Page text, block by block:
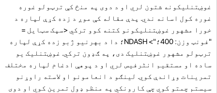
غوښتنلیکونه شتون لري او د دوی په منځ کې ترټولو غوره
غوره کول اسانه ندي. پدې مقاله کې موږ د زده کړې لپاره د
خورا مشهور غوښتنلیکونو کتنه کوو ترکي <سپک سټایل =
"فونټ وزن: 400؛"> NDASH؛ دا د بهرنیو ژبو زده کړې لپاره
ترټولو مشهور غوښتنلیک دی، په ګډون ترکي. غوښتنلیک یو
ساده او مستقیم انٹرفیس لري او د پوهې ادغام لپاره مختلف
تمرینات وړاندې کوي. لینګو د انعامونو او لاسته راوړنو
سیستم چمتو کوي چې کارونکي په منظم ډول تمرین کوي ​​او دوی